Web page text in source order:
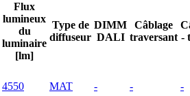
Flux
lumineux
du
luminaire
[lm]
Type de
diffuseur
DIMM
DALI
Câblage
traversant -
4550 MAT - -
-